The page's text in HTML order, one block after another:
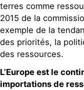
terres comme
2015 de la
exemple de la
des priorités, la
des ressources.
L’Europe est le
importations de